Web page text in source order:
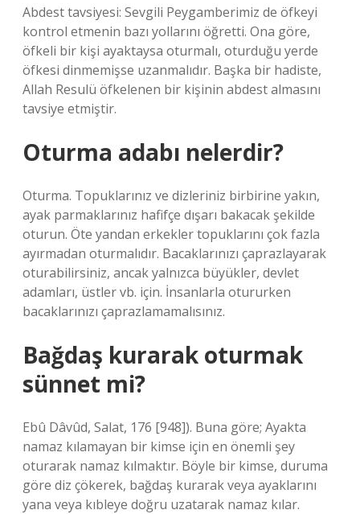
Abdest tavsiyesi: Sevgili Peygamberimiz de öfkeyi
kontrol etmenin bazı yollarını öğretti. Ona göre,
öfkeli bir kişi ayaktaysa oturmalı, oturduğu yerde
öfkesi dinmemişse uzanmalıdır. Başka bir hadiste,
Allah Resulü öfkelenen bir kişinin abdest almasını
tavsiye etmiştir.
Oturma adabı nelerdir?
Oturma. Topuklarınız ve dizleriniz birbirine yakın,
ayak parmaklarınız hafifçe dışarı bakacak şekilde
oturun. Öte yandan erkekler topuklarını çok fazla
ayırmadan oturmalıdır. Bacaklarınızı çaprazlayarak
oturabilirsiniz, ancak yalnızca büyükler, devlet
adamları, üstler vb. için. İnsanlarla otururken
bacaklarınızı çaprazlamamalısınız.
Bağdaş kurarak oturmak
sünnet mi?
Ebû Dâvûd, Salat, 176 [948]). Buna göre; Ayakta
namaz kılamayan bir kimse için en önemli şey
oturarak namaz kılmaktır. Böyle bir kimse, duruma
göre diz çökerek, bağdaş kurarak veya ayaklarını
yana veya kıbleye doğru uzatarak namaz kılar.